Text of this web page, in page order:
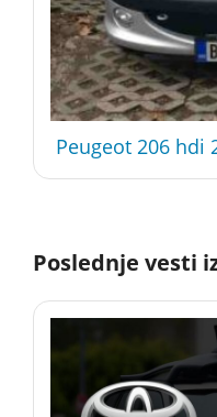
Peugeot 206 hdi
Poslednje vesti